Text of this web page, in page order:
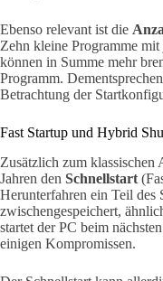
Ebenso relevant ist die
Zehn kleine Programme
können in Summe mehr
Programm.
Betrachtung der
Fast Startup und Hybrid
Zusätzlich zum klassischen
Jahren den Schnellstart
Herunterfahren ein Teil des
zwischengespeichert,
startet der PC beim
einigen Kompromissen.